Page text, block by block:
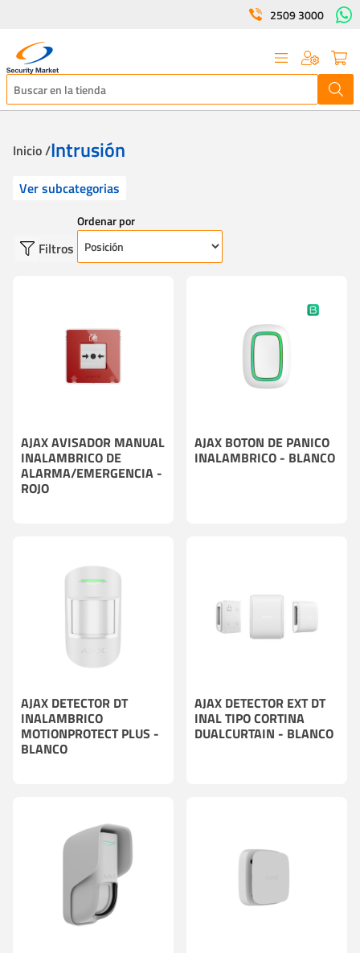
2509 3000
Inicio /Intrusión
Ver subcategorias
Filtros
Ordenar por
AJAX AVISADOR MANUAL
INALAMBRICO DE
ALARMA/EMERGENCIA -
ROJO
AJAX BOTON DE PANICO
INALAMBRICO - BLANCO
AJAX DETECTOR DT
INALAMBRICO
MOTIONPROTECT PLUS -
BLANCO
AJAX DETECTOR EXT DT
INAL TIPO CORTINA
DUALCURTAIN - BLANCO